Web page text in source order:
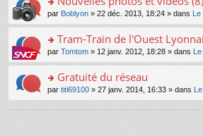
ré
c
e
nt
le
pl
u
s
ré
c
e
nt
n
le
pl
u
s
ré
c
a
g
e
n
n
le
pl
u
s
e
s
a
g
e
n
n
ult
er
le
m
e
s
a
g
e
o
n
s
ult
er
le
m
e
s
s
par Boblyon » 22 déc. 2013, 18:24 » dans
o
n
s
ult
er
Tram-Train de l'Ouest
par Tomtom » 12 janv. 2012, 18:28 » dans
o
n
s
Gratuité du réseau
par titi69100 » 27 janv. 2014, 16:33 » dans